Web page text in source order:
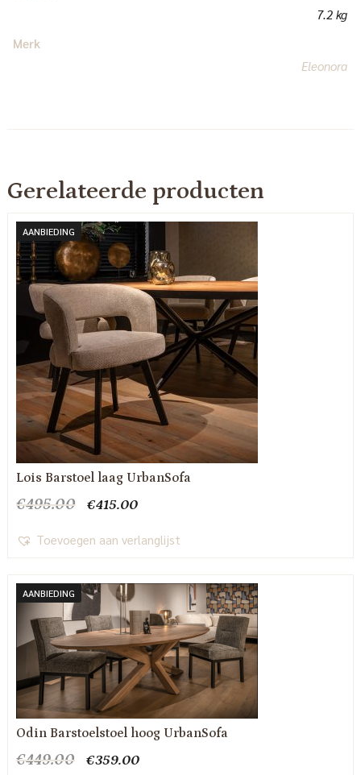
7.2 kg
Merk
Eleonora
Gerelateerde producten
AANBIEDING
Lois Barstoel laag UrbanSofa
€495.00
Oorspronkelijke
was:
€415.00Huidige
is:
Toevoegen aan verlanglijst
AANBIEDING
Odin Barstoelstoel hoog UrbanSofa
€449.00
Oorspronkelijke
€359.00Huidige